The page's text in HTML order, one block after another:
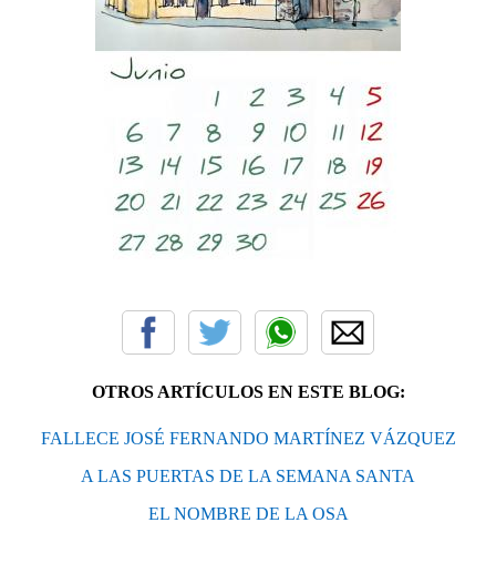
OTROS ARTÍCULOS EN ESTE BLOG:
FALLECE JOSÉ FERNANDO MARTÍNEZ VÁZQUEZ
A LAS PUERTAS DE LA SEMANA SANTA
EL NOMBRE DE LA OSA